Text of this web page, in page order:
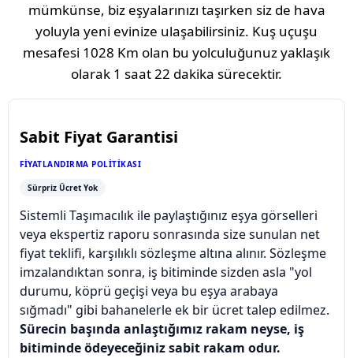
mümkünse, biz eşyalarınızı taşırken siz de hava
yoluyla yeni evinize ulaşabilirsiniz. Kuş uçuşu
mesafesi 1028 Km olan bu yolculuğunuz yaklaşık
olarak 1 saat 22 dakika sürecektir.
Sabit Fiyat Garantisi
FIYATLANDIRMA POLITIKASI
Sürpriz Ücret Yok
Sistemli Taşımacılık ile paylaştığınız eşya görselleri
veya ekspertiz raporu sonrasında size sunulan net
fiyat teklifi, karşılıklı sözleşme altına alınır. Sözleşme
imzalandıktan sonra, iş bitiminde sizden asla "yol
durumu, köprü geçişi veya bu eşya arabaya
sığmadı" gibi bahanelerle ek bir ücret talep edilmez.
Sürecin başında anlaştığımız rakam neyse, iş
bitiminde ödeyeceğiniz sabit rakam odur.